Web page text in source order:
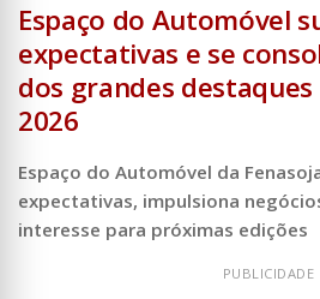
Espaço do Automóvel
expectativas e se
dos grandes destaques
2026
Espaço do Automóvel da
expectativas, impulsiona
interesse para próximas edições